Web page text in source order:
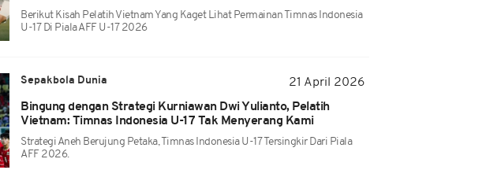
Berikut Kisah Pelatih Vietnam Yang Kaget Lihat Permainan Timnas Indonesia
U-17 Di Piala AFF U-17 2026
Sepakbola Dunia
21 April 2026
Bingung dengan Strategi Kurniawan Dwi Yulianto, Pelatih
Vietnam: Timnas Indonesia U-17 Tak Menyerang Kami
Strategi Aneh Berujung Petaka, Timnas Indonesia U-17 Tersingkir Dari Piala
AFF 2026.